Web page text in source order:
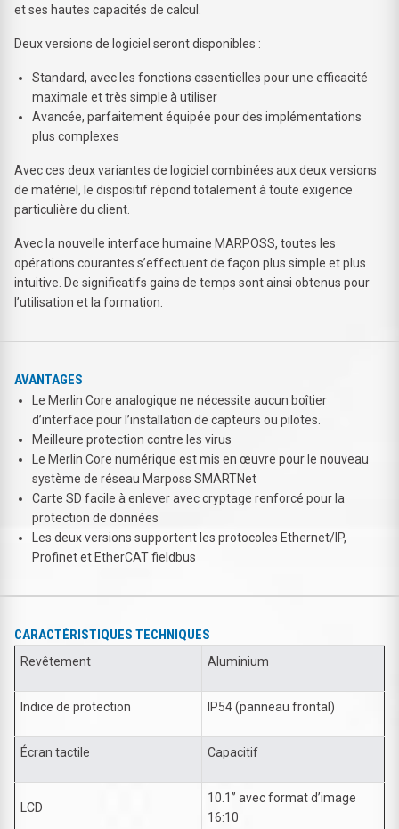
et ses hautes capacités de calcul.
Deux versions de logiciel seront disponibles :
Standard, avec les fonctions essentielles pour une efficacité
maximale et très simple à utiliser
Avancée, parfaitement équipée pour des implémentations
plus complexes
Avec ces deux variantes de logiciel combinées aux deux versions
de matériel, le dispositif répond totalement à toute exigence
particulière du client.
Avec la nouvelle interface humaine MARPOSS, toutes les
opérations courantes s’effectuent de façon plus simple et plus
intuitive. De significatifs gains de temps sont ainsi obtenus pour
l’utilisation et la formation.
AVANTAGES
Le Merlin Core analogique ne nécessite aucun boîtier
d’interface pour l’installation de capteurs ou pilotes.
Meilleure protection contre les virus
Le Merlin Core numérique est mis en œuvre pour le nouveau
système de réseau Marposs SMARTNet
Carte SD facile à enlever avec cryptage renforcé pour la
protection de données
Les deux versions supportent les protocoles Ethernet/IP,
Profinet et EtherCAT fieldbus
CARACTÉRISTIQUES TECHNIQUES
Revêtement Aluminium
Indice de protection IP54 (panneau frontal)
Écran tactile Capacitif
LCD
10.1’’ avec format d’image
16:10